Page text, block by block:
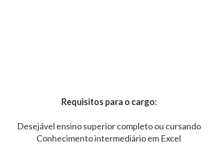
Requisitos para o cargo:
Desejável ensino superior completo ou cursando
Conhecimento intermediário em Excel